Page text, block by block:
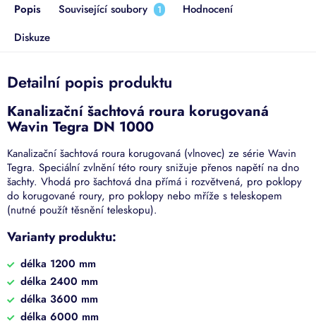
Popis Související soubory 1
Hodnocení
Diskuze
Detailní popis produktu
Kanalizační šachtová roura korugovaná
Wavin Tegra DN 1000
Kanalizační šachtová roura korugovaná (vlnovec) ze série Wavin
Tegra. Speciální zvlnění této roury snižuje přenos napětí na dno
šachty. Vhodá pro šachtová dna přímá i rozvětvená, pro poklopy
do korugované roury, pro poklopy nebo mříže s teleskopem
(nutné použít těsnění teleskopu).
Varianty produktu:
délka 1200 mm
délka 2400 mm
délka 3600 mm
délka 6000 mm